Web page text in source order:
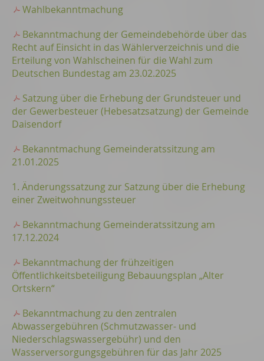
Wahlbekanntmachung
Bekanntmachung der Gemeindebehörde über das
Recht auf Einsicht in das Wählerverzeichnis und die
Erteilung von Wahlscheinen für die Wahl zum
Deutschen Bundestag am 23.02.2025
Satzung über die Erhebung der Grundsteuer und
der Gewerbesteuer (Hebesatzsatzung) der Gemeinde
Daisendorf
Bekanntmachung Gemeinderatssitzung am
21.01.2025
1. Änderungssatzung zur Satzung über die Erhebung
einer Zweitwohnungssteuer
Bekanntmachung Gemeinderatssitzung am
17.12.2024
Bekanntmachung der frühzeitigen
Öffentlichkeitsbeteiligung Bebauungsplan „Alter
Ortskern“
Bekanntmachung zu den zentralen
Abwassergebühren (Schmutzwasser- und
Niederschlagswassergebühr) und den
Wasserversorgungsgebühren für das Jahr 2025